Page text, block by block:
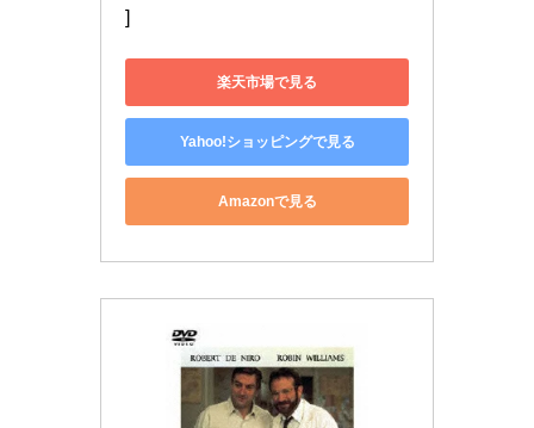
]
楽天市場で見る
Yahoo!ショッピングで見る
Amazonで見る